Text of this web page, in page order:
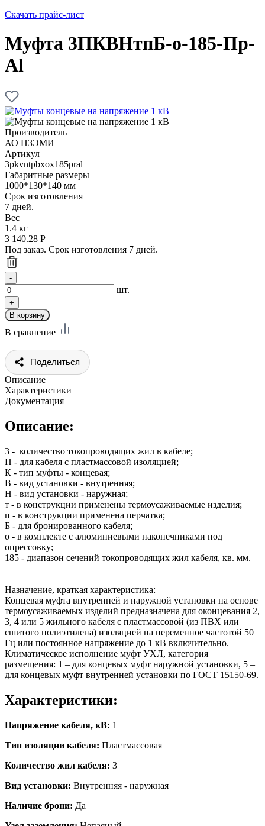
Скачать прайс-лист
Муфта 3ПКВНтпБ-о-185-Пр-
Al
Производитель
АО ПЗЭМИ
Артикул
3pkvntpbxox185pral
Габаритные размеры
1000*130*140 мм
Срок изготовления
7 дней.
Вес
1.4 кг
3 140.28 Р
Под заказ. Срок изготовления 7 дней.
шт.
В сравнение
Поделиться
Описание
Характеристики
Документация
Описание:
3 - количество токопроводящих жил в кабеле;
П - для кабеля с пластмассовой изоляцией;
К - тип муфты - концевая;
В - вид установки - внутренняя;
Н - вид установки - наружная;
т - в конструкции применены термоусаживаемые изделия;
п - в конструкции применена перчатка;
Б - для бронированного кабеля;
о - в комплекте с алюминиевыми наконечниками под
опрессовку;
185 - диапазон сечений токопроводящих жил кабеля, кв. мм.
Назначение, краткая характеристика:
Концевая муфта внутренней и наружной установки на основе
термоусаживаемых изделий предназначена для оконцевания 2,
3, 4 или 5 жильного кабеля с пластмассовой (из ПВХ или
сшитого полиэтилена) изоляцией на переменное частотой 50
Гц или постоянное напряжение до 1 кВ включительно.
Климатическое исполнение муфт УХЛ, категория
размещения: 1 – для концевых муфт наружной установки, 5 –
для концевых муфт внутренней установки по ГОСТ 15150-69.
Характеристики:
Напряжение кабеля, кВ: 1
Тип изоляции кабеля: Пластмассовая
Количество жил кабеля: 3
Вид установки: Внутренняя - наружная
Наличие брони: Да